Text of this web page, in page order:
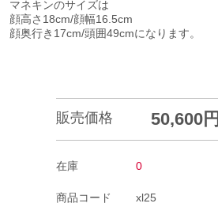
マネキンのサイズは
顔高さ18cm/顔幅16.5cm
顔奥行き17cm/頭囲49cmになります。
販売価格 50,600円
在庫 0
商品コード xl25